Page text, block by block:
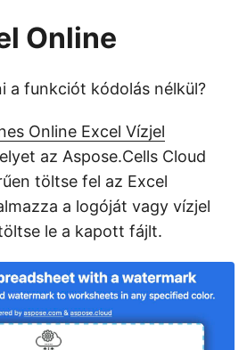
Online
a funkciót kódolás nélkül?
Online Excel Vízjel
az Aspose.Cells Cloud
töltse fel az Excel
a logóját vagy vízjel
le a kapott fájlt.